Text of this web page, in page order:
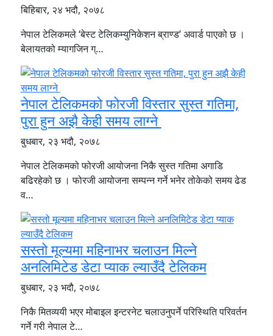
बिहिबार, २४ भदौ, २०७८
नेपाल टेलिकमले ‘बेस्ट टेलिकम्युनिकेशन ब्राण्ड’ अवार्ड पाएको छ ।
बेलायतको म्यागजिन ग्…
नेपाल टेलिकमको फोरजी विस्तार सुस्त गतिमा,
पुरा हुन अझै केही समय लाग्ने
बुधबार, २३ भदौ, २०७८
नेपाल टेलिकमको फोरजी आयोजना निकै सुस्त गतिमा अगाडि
बढिरहेको छ । फोरजी आयोजना सम्पन्न गर्ने भनेर तोकेको समय ढेड
व…
सस्तो मूल्यमा महिनाभर चलाउन मिल्ने
अनलिमिटेड डेटा प्याक ल्याउँदै टेलिकम
बुधबार, २३ भदौ, २०७८
निकै मितव्ययी भएर मोबाइल इन्टरनेट चलाउनुपर्ने परिस्थिति परिवर्तन
गर्ने गरी नेपाल टे…